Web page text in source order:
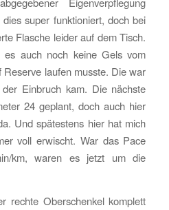
super funktioniert, doch bei
Flasche leider auf dem Tisch.
es auch noch keine Gels vom
Reserve laufen musste. Die war
Einbruch kam. Die nächste
24 geplant, doch auch hier
Und spätestens hier hat mich
voll erwischt. War das Pace
km, waren es jetzt um die
rechte Oberschenkel komplett